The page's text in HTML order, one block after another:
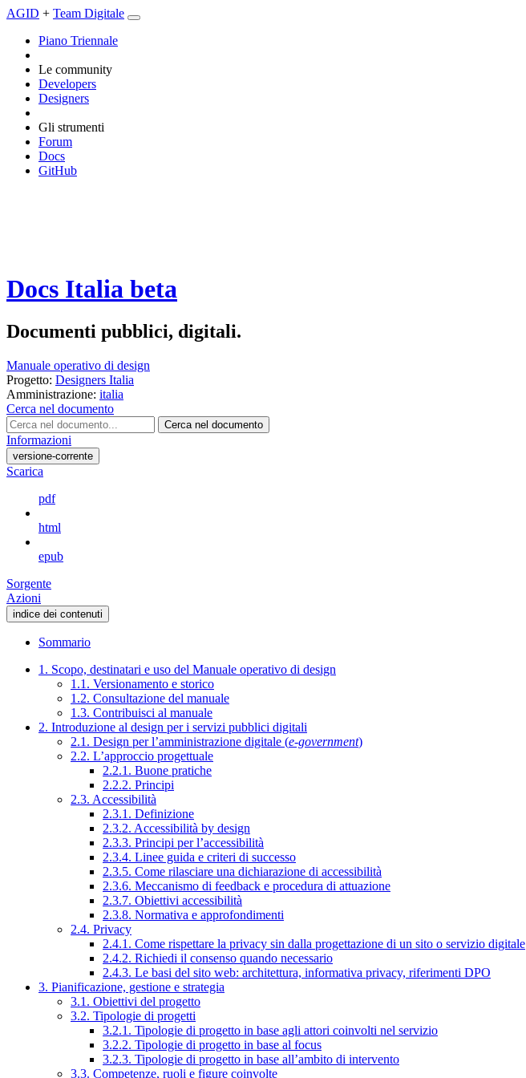
AGID + Team Digitale
Piano Triennale
Le community
Developers
Designers
Gli strumenti
Forum
Docs
GitHub
Docs Italia beta
Documenti pubblici, digitali.
Manuale operativo di design
Progetto: Designers Italia
Amministrazione: italia
Cerca nel documento
Cerca nel documento
Informazioni
versione-corrente
Scarica
pdf
html
epub
Sorgente
Azioni
indice dei contenuti
Sommario
1. Scopo, destinatari e uso del Manuale operativo di design
1.1. Versionamento e storico
1.2. Consultazione del manuale
1.3. Contribuisci al manuale
2. Introduzione al design per i servizi pubblici digitali
2.1. Design per l’amministrazione digitale (e-government)
2.2. L’approccio progettuale
2.2.1. Buone pratiche
2.2.2. Principi
2.3. Accessibilità
2.3.1. Definizione
2.3.2. Accessibilità by design
2.3.3. Principi per l’accessibilità
2.3.4. Linee guida e criteri di successo
2.3.5. Come rilasciare una dichiarazione di accessibilità
2.3.6. Meccanismo di feedback e procedura di attuazione
2.3.7. Obiettivi accessibilità
2.3.8. Normativa e approfondimenti
2.4. Privacy
2.4.1. Come rispettare la privacy sin dalla progettazione di un sito o servizio digitale
2.4.2. Richiedi il consenso quando necessario
2.4.3. Le basi del sito web: architettura, informativa privacy, riferimenti DPO
3. Pianificazione, gestione e strategia
3.1. Obiettivi del progetto
3.2. Tipologie di progetti
3.2.1. Tipologie di progetto in base agli attori coinvolti nel servizio
3.2.2. Tipologie di progetto in base al focus
3.2.3. Tipologie di progetto in base all’ambito di intervento
3.3. Competenze, ruoli e figure coinvolte